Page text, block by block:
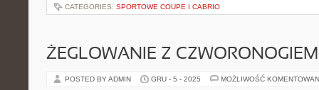
CATEGORIES: SPORTOWE COUPE I CABRIO
ŻEGLOWANIE Z CZWORONOGIEM
POSTED BY ADMIN GRU - 5 - 2025 MOŻLIWOŚĆ